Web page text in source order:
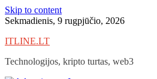
Skip to content
Sekmadienis, 9 rugpjūčio, 2026
ITLINE.LT
Technologijos, kripto turtas, web3